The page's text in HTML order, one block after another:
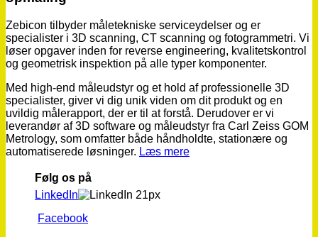
Zebicon tilbyder måletekniske serviceydelser og er
specialister i 3D scanning, CT scanning og fotogrammetri. Vi
løser opgaver inden for reverse engineering, kvalitetskontrol
og geometrisk inspektion på alle typer komponenter.
Med high-end måleudstyr og et hold af professionelle 3D
specialister, giver vi dig unik viden om dit produkt og en
uvildig målerapport, der er til at forstå. Derudover er vi
leverandør af 3D software og måleudstyr fra Carl Zeiss GOM
Metrology, som omfatter både håndholdte, stationære og
automatiserede løsninger. Læs mere
Følg os på
LinkedIn
Facebook